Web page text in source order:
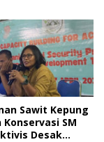
Sawit Kepung
Konservasi SM
Desak